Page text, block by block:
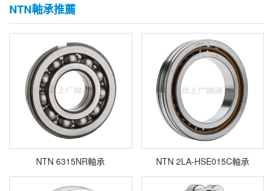
NTN軸承推薦
NTN 6315NR軸承 NTN 2LA-HSE015C軸承